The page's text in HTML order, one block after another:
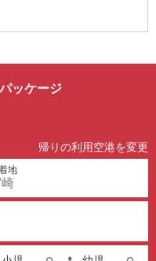
ッケージ
帰りの利用空港を変更
地